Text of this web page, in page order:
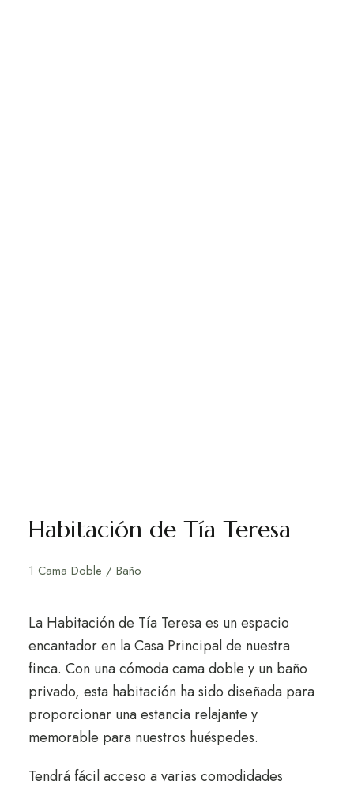
Habitación de Tía Teresa
1 Cama Doble / Baño
La Habitación de Tía Teresa es un espacio
encantador en la Casa Principal de nuestra
finca. Con una cómoda cama doble y un baño
privado, esta habitación ha sido diseñada para
proporcionar una estancia relajante y
memorable para nuestros huéspedes.
Tendrá fácil acceso a varias comodidades